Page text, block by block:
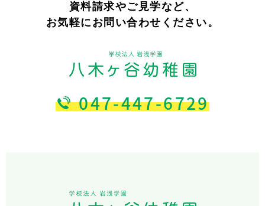
資料請求やご見学など、
お気軽にお問い合わせください。
047-447-6729